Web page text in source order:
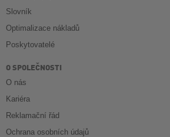
Slovník
Optimalizace nákladů
Poskytovatelé
O SPOLEČNOSTI
O nás
Kariéra
Reklamační řád
Ochrana osobních údajů